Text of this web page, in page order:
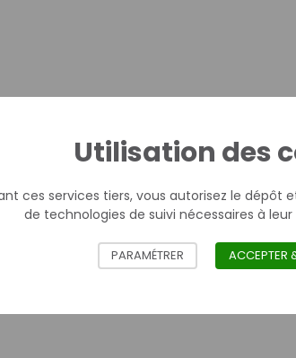
Utilisation des
ces services tiers, vous autorisez le dépôt
de technologies de suivi nécessaires à
PARAMÉTRER ACCEPTER